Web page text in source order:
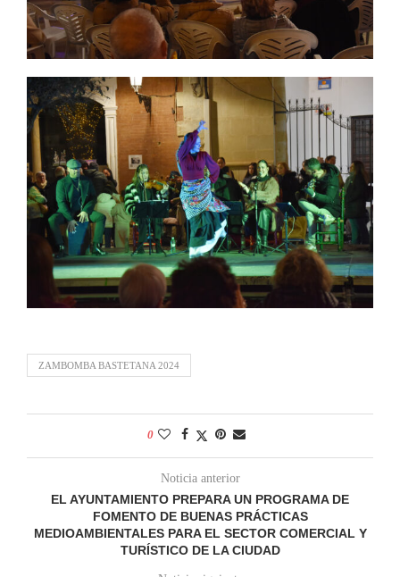
ZAMBOMBA BASTETANA 2024
0
Noticia anterior
EL AYUNTAMIENTO PREPARA UN PROGRAMA DE
FOMENTO DE BUENAS PRÁCTICAS
MEDIOAMBIENTALES PARA EL SECTOR COMERCIAL Y
TURÍSTICO DE LA CIUDAD